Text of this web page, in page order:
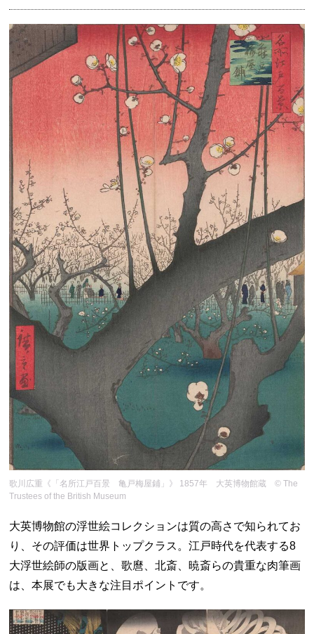
歌川広重《「名所江戸百景 亀戸梅屋鋪」》 1857年 大英博物館蔵 © The
Trustees of the British Museum
大英博物館の浮世絵コレクションは質の高さで知られてお
り、その評価は世界トップクラス。江戸時代を代表する8
大浮世絵師の版画と、歌麿、北斎、暁斎らの貴重な肉筆画
は、本展でも大きな注目ポイントです。